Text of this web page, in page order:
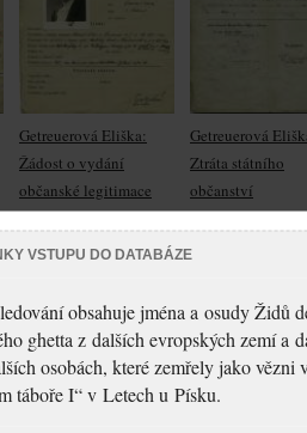
Getreuerová Eliška:
Žádost o vydání
občanské legitimace
Getreuerová
Ztráta státního
občanství
VSTUPU DO DATABÁZE
obsahuje jména a osudy Židů
ghetta z dalších evropských zemí a
osobách, které zemřely jako vězni
táboře I“ v Letech u Písku.